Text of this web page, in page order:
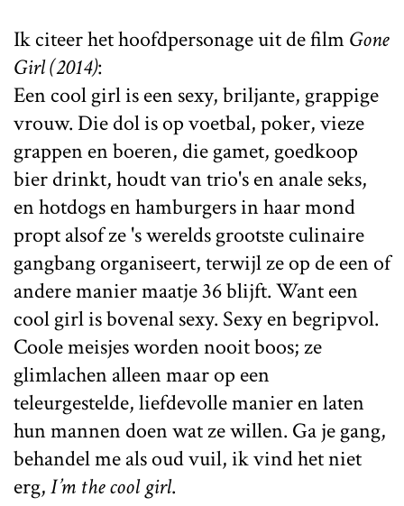
Ik citeer het hoofdpersonage uit de filmGone
Girl (2014):
Een cool girl is een sexy, briljante, grappige
vrouw. Die dol is op voetbal, poker, vieze
grappen en boeren, die gamet, goedkoop
bier drinkt, houdt van trio's en anale seks,
en hotdogs en hamburgers in haar mond
propt alsof ze 's werelds grootste culinaire
gangbang organiseert, terwijl ze op de een of
andere manier maatje 36 blijft. Want een
cool girl is bovenal sexy. Sexy en begripvol.
Coole meisjes worden nooit boos; ze
glimlachen alleen maar op een
teleurgestelde, liefdevolle manier en laten
hun mannen doen wat ze willen. Ga je gang,
behandel me als oud vuil, ik vind het niet
erg,I’m the cool girl.